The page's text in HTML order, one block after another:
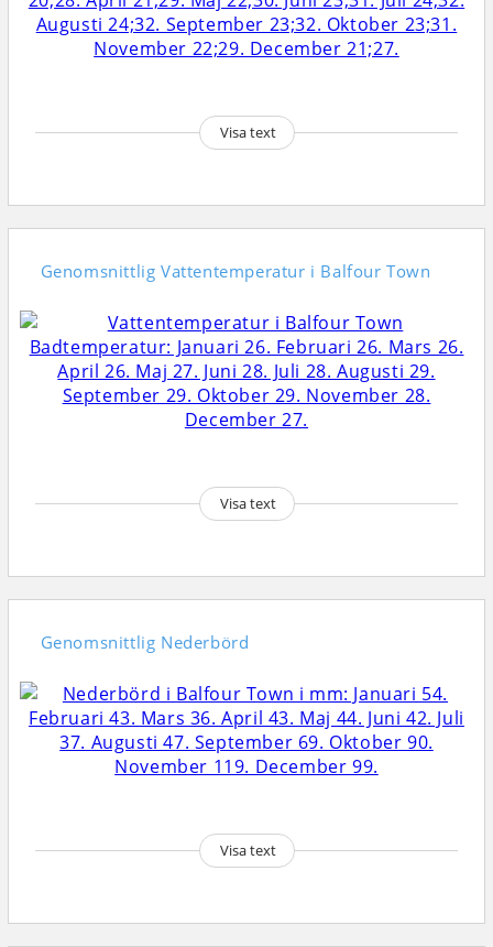
Visa text
Genomsnittlig Vattentemperatur i Balfour Town
Visa text
Genomsnittlig Nederbörd
Visa text